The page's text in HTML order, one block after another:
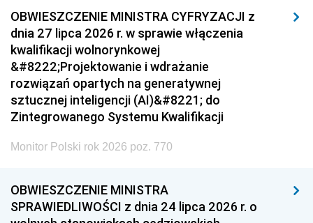
OBWIESZCZENIE MINISTRA CYFRYZACJI z
dnia 27 lipca 2026 r. w sprawie włączenia
kwalifikacji wolnorynkowej
&#8222;Projektowanie i wdrażanie
rozwiązań opartych na generatywnej
sztucznej inteligencji (AI)&#8221; do
Zintegrowanego Systemu Kwalifikacji
Monitor Polski rok 2026 poz. 770
OBWIESZCZENIE MINISTRA
SPRAWIEDLIWOŚCI z dnia 24 lipca 2026 r. o